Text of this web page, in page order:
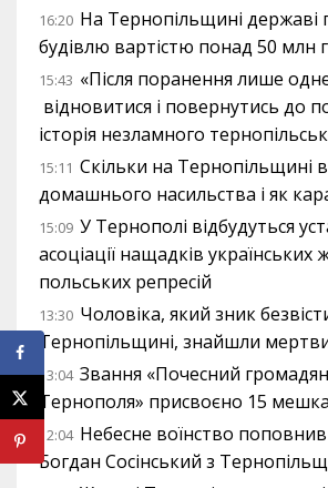
16:20 На Тернопільщині державі
будівлю вартістю понад 50 млн
15:43 «Після поранення лише
відновитися і повернутись до
історія незламного
15:11 Скільки на Тернопільщині
домашнього насильства і як
15:09 У Тернополі відбудуться
асоціації нащадків українських
польських репресій
13:30 Чоловіка, який зник
Тернопільщині, знайшли
13:04 Звання «Почесний
Тернополя» присвоєно 15
12:04 Небесне воїнство
Богдан Сосінський з